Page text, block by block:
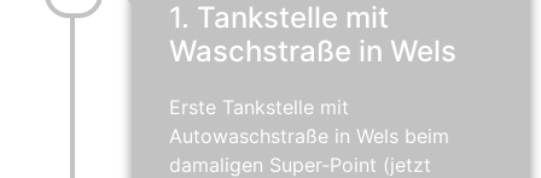
1. Tankstelle mit
Waschstraße in Wels
Erste Tankstelle mit
Autowaschstraße in Wels beim
damaligen Super-Point (jetzt